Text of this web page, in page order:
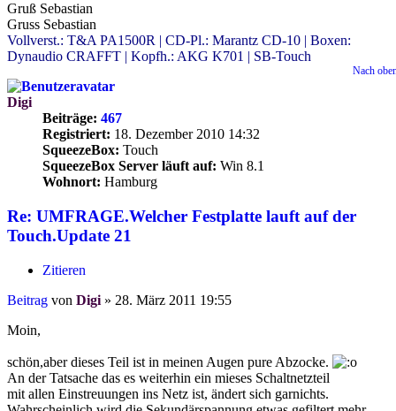
Gruß Sebastian
Gruss Sebastian
Vollverst.: T&A PA1500R | CD-Pl.: Marantz CD-10 | Boxen:
Dynaudio CRAFFT | Kopfh.: AKG K701 | SB-Touch
Nach
Digi
Beiträge: 467
Registriert: 18. Dezember 2010 14:32
SqueezeBox: Touch
SqueezeBox Server läuft auf: Win 8.1
Wohnort: Hamburg
Re: UMFRAGE.Welcher Festplatte lauft auf der
Touch.Update 21
Zitieren
Beitrag von Digi » 28. März 2011 19:55
Moin,
schön,aber dieses Teil ist in meinen Augen pure Abzocke.
An der Tatsache das es weiterhin ein mieses Schaltnetzteil
mit allen Einstreuungen ins Netz ist, ändert sich garnichts.